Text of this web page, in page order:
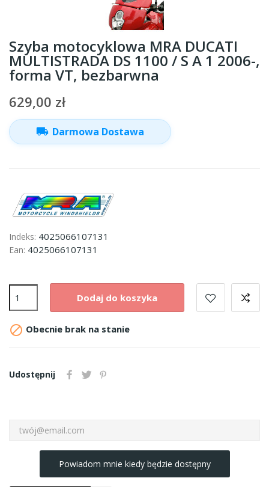
Szyba motocyklowa MRA DUCATI
MULTISTRADA DS 1100 / S A 1 2006-,
forma VT, bezbarwna
629,00 zł
local_shipping Darmowa Dostawa
Indeks: 4025066107131
Ean: 4025066107131
Dodaj do koszyka
 Obecnie brak na stanie
Udostępnij
Powiadom mnie kiedy będzie dostępny